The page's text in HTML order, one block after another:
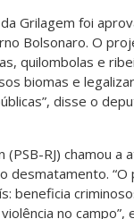
Grilagem foi
Bolsonaro. O
quilombolas e
biomas e
disse o
(PSB-RJ) chamou a
desmatamento.
beneficia
no campo”,